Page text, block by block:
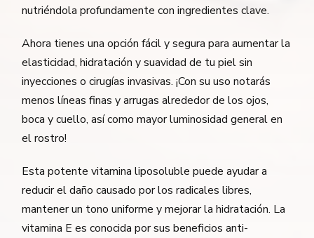
nutriéndola profundamente con ingredientes clave.
Ahora tienes una opción fácil y segura para aumentar la
elasticidad, hidratación y suavidad de tu piel sin
inyecciones o cirugías invasivas. ¡Con su uso notarás
menos líneas finas y arrugas alrededor de los ojos,
boca y cuello, así como mayor luminosidad general en
el rostro!
Esta potente vitamina liposoluble puede ayudar a
reducir el daño causado por los radicales libres,
mantener un tono uniforme y mejorar la hidratación. La
vitamina E es conocida por sus beneficios anti-